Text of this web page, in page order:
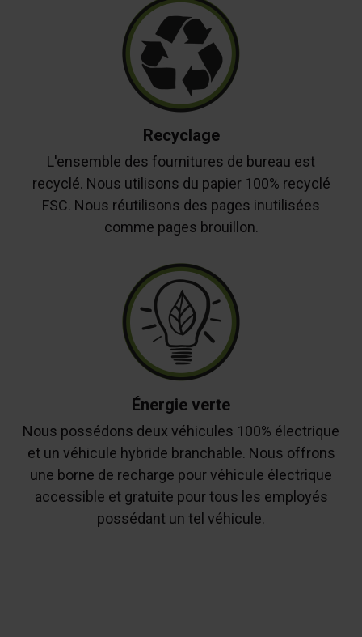
Recyclage
L'ensemble des fournitures de bureau est
recyclé. Nous utilisons du papier 100% recyclé
FSC. Nous réutilisons des pages inutilisées
comme pages brouillon.
Énergie verte
Nous possédons deux véhicules 100% électrique
et un véhicule hybride branchable. Nous offrons
une borne de recharge pour véhicule électrique
accessible et gratuite pour tous les employés
possédant un tel véhicule.